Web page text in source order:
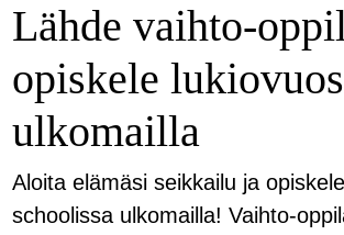
Lähde vaihto-
opiskele
ulkomailla
Aloita elämäsi seikkailu ja
schoolissa ulkomailla! Vaihto-